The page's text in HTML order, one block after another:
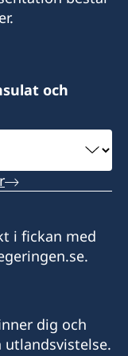
Room No.
och
i fickan med
dig och